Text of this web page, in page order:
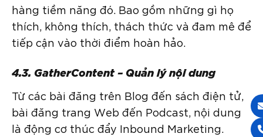
hàng tiềm năng đó. Bao gồm những gì họ
thích, không thích, thách thức và đam mê để
tiếp cận vào thời điểm hoàn hảo.
4.3. GatherContent – Quản lý nội dung
Từ các bài đăng trên Blog đến sách điện tử,
bài đăng trang Web đến Podcast, nội dung
là động cơ thúc đẩy Inbound Marketing.